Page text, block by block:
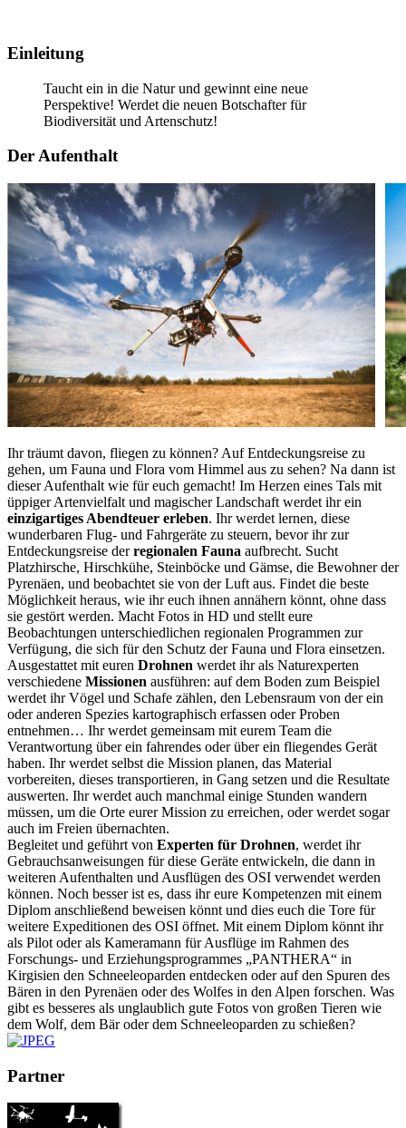
Einleitung
Taucht ein in die Natur und gewinnt eine neue
Perspektive! Werdet die neuen Botschafter für
Biodiversität und Artenschutz!
Der Aufenthalt
Ihr träumt davon, fliegen zu können? Auf Entdeckungsreise zu
gehen, um Fauna und Flora vom Himmel aus zu sehen? Na dann ist
dieser Aufenthalt wie für euch gemacht! Im Herzen eines Tals mit
üppiger Artenvielfalt und magischer Landschaft werdet ihr ein
einzigartiges Abendteuer erleben. Ihr werdet lernen, diese
wunderbaren Flug- und Fahrgeräte zu steuern, bevor ihr zur
Entdeckungsreise derregionalen Fauna aufbrecht. Sucht
Platzhirsche, Hirschkühe, Steinböcke und Gämse, die Bewohner der
Pyrenäen, und beobachtet sie von der Luft aus. Findet die beste
Möglichkeit heraus, wie ihr euch ihnen annähern könnt, ohne dass
sie gestört werden. Macht Fotos in HD und stellt eure
Beobachtungen unterschiedlichen regionalen Programmen zur
Verfügung, die sich für den Schutz der Fauna und Flora einsetzen.
Ausgestattet mit euren Drohnen werdet ihr als Naturexperten
verschiedene Missionen ausführen: auf dem Boden zum Beispiel
werdet ihr Vögel und Schafe zählen, den Lebensraum von der ein
oder anderen Spezies kartographisch erfassen oder Proben
entnehmen… Ihr werdet gemeinsam mit eurem Team die
Verantwortung über ein fahrendes oder über ein fliegendes Gerät
haben. Ihr werdet selbst die Mission planen, das Material
vorbereiten, dieses transportieren, in Gang setzen und die Resultate
auswerten. Ihr werdet auch manchmal einige Stunden wandern
müssen, um die Orte eurer Mission zu erreichen, oder werdet sogar
auch im Freien übernachten.
Begleitet und geführt von Experten für Drohnen, werdet ihr
Gebrauchsanweisungen für diese Geräte entwickeln, die dann in
weiteren Aufenthalten und Ausflügen des OSI verwendet werden
können. Noch besser ist es, dass ihr eure Kompetenzen mit einem
Diplom anschließend beweisen könnt und dies euch die Tore für
weitere Expeditionen des OSI öffnet. Mit einem Diplom könnt ihr
als Pilot oder als Kameramann für Ausflüge im Rahmen des
Forschungs- und Erziehungsprogrammes „PANTHERA“ in
Kirgisien den Schneeleoparden entdecken oder auf den Spuren des
Bären in den Pyrenäen oder des Wolfes in den Alpen forschen. Was
gibt es besseres als unglaublich gute Fotos von großen Tieren wie
dem Wolf, dem Bär oder dem Schneeleoparden zu schießen?
Partner